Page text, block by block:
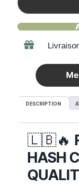
DESCRIPTION
🇱🇧🔥
HASH